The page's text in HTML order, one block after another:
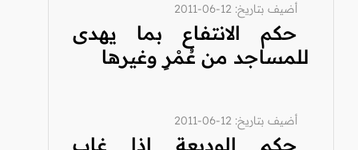
أضيف بتاريخ: 12-06-2011
حكم الانتفاع بما يهدى
للمساجد من عُمْرٍ وغيرها
أضيف بتاريخ: 12-06-2011
حكم الوديعة إذا غاب